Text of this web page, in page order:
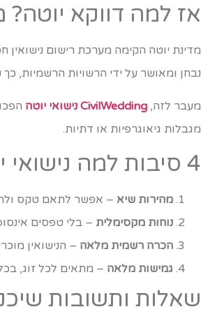
אז למה דווקא יוטה?
מדינת יוטה הקימה מערכת רישום
נבחן ומאושר על ידי הרשויות הרשמיות,
מעבר לזה, CivilWedding נישואי יוטה
מגבלות גיאוגרפיות או דתיות.
4 סיבות למה נישואי יוטה הם הבחירה הנכונה בשבילכם
מהירות שיא – אפשר לתאם טקס
נוחות מקסימלית – בלי טפסים
הכרה רשמית מלאה – הנישואין
גמישות מלאה – מתאים לכל זוג, בכל
שאלות ותשובות